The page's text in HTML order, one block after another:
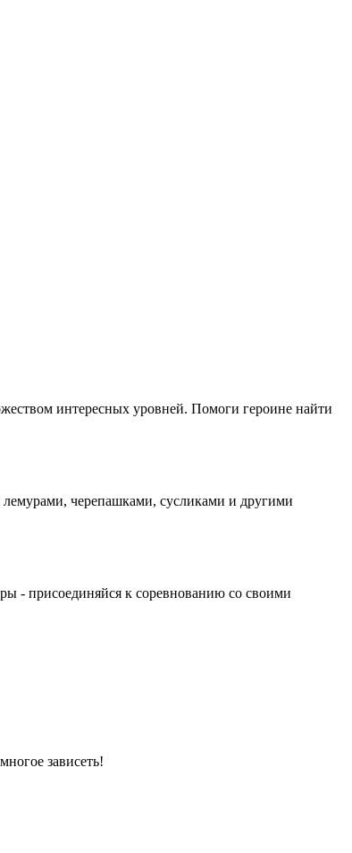
интересных уровней. Помоги героине найти
черепашками, сусликами и другими
- присоединяйся к соревнованию со своими
зависеть!